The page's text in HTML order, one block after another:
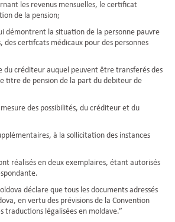
les revenus mensuelles, le certificat
de la pension;
la situation de la personne pauvre
des certifcats médicaux pour des personnes
créditeur auquel peuvent être transferés des
titre de pension de la part du debiteur de
des possibilités, du créditeur et du
à la sollicitation des instances
réalisés en deux exemplaires, étant autorisés
déclare que tous les documents adressés
en vertu des prévisions de la Convention
traductions légalisées en moldave.”